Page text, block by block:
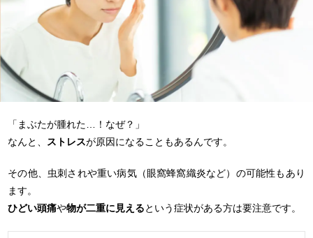
「まぶたが腫れた…！なぜ？」
なんと、 ストレスが原因になることもあるんです。
その他、虫刺されや重い病気（眼窩蜂窩織炎など）の可能性もあり
ます。
ひどい頭痛や物が二重に見えるという症状がある方は要注意です。